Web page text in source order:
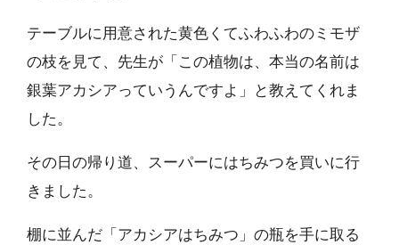
テーブルに用意された黄色くてふわふわのミモザ
の枝を見て、先生が「この植物は、本当の名前は
銀葉アカシアっていうんですよ」と教えてくれま
した。
その日の帰り道、スーパーにはちみつを買いに行
きました。
棚に並んだ「アカシアはちみつ」の瓶を手に取る